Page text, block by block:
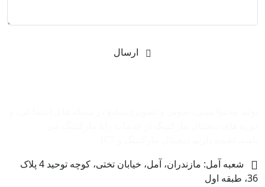
شعبه آمل: مازندران، آمل، خیابان تختی، کوچه توحید 4 پلاک
36، طبقه اول